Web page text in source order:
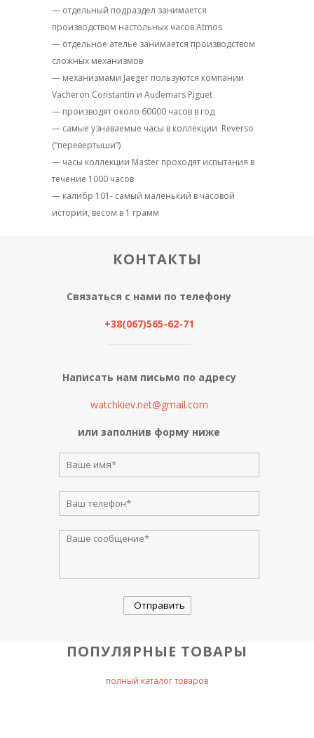
— отдельный подраздел занимается
производством настольных часов Atmos
— отдельное ателье занимается производством
сложных механизмов
— механизмами Jaeger пользуются компании
Vacheron Constantin и Audemars Piguet
— производят около 60000 часов в год
— самые узнаваемые часы в коллекции Reverso
(“перевертыши”)
— часы коллекции Master проходят испытания в
течение 1000 часов
— калибр 101- самый маленький в часовой
истории, весом в 1 грамм
КОНТАКТЫ
Связаться с нами по телефону
+38(067)565-62-71
Написать нам письмо по адресу
watchkiev.net@gmail.com
или заполнив форму ниже
ПОПУЛЯРНЫЕ ТОВАРЫ
полный каталог товаров